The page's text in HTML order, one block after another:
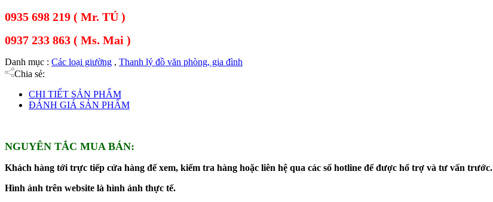
0935 698 219 ( Mr. TÚ )
0937 233 863 ( Ms. Mai )
Danh mục : Các loại giường , Thanh lý đồ văn phòng, gia đình
Chia sẻ:
CHI TIẾT SẢN PHẨM
ĐÁNH GIÁ SẢN PHẨM
NGUYÊN TẮC MUA BÁN:
Khách hàng tới trực tiếp cửa hàng để xem, kiểm tra hàng hoặc liên hệ qua các số hotline để được hổ trợ và tư vấn trước.
Hình ảnh trên website là hình ảnh thực tế.